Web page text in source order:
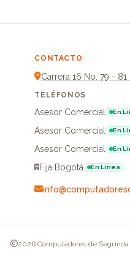
CONTACTO
Carrera 16 No. 79 -
TELÉFONOS
Asesor Comercial En
Asesor Comercial
En
Asesor Comercial
En
Fija Bogotá
En Línea
2026 Computadores de Segunda